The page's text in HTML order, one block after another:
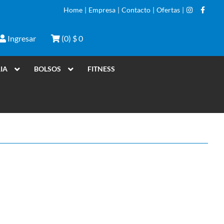
Home | Empresa | Contacto | Ofertas |
Ingresar (0) $ 0
BOLSOS FITNESS